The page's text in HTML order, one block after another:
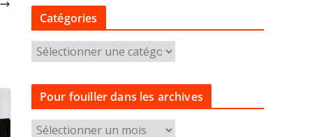
Catégories
a
t
g
Pour fouiller dans les archives